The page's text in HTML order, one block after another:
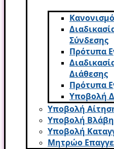
Σύνδεσης
Πρότυπα
Διάθεσης
Πρότυπα
Υποβολή
Υποβολή
Υποβολή
Υποβολή
Μητρώο